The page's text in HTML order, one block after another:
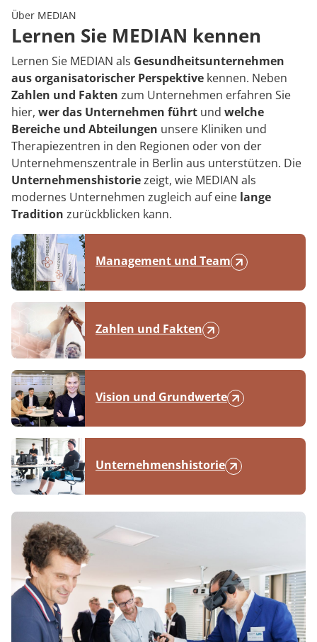
Karriere
Über MEDIAN
Lernen Sie MEDIAN kennen
Lernen Sie MEDIAN als Gesundheitsunternehmen
aus organisatorischer Perspektive kennen. Neben
Zahlen und Fakten zum Unternehmen erfahren Sie
hier, wer das Unternehmen führt und welche
Bereiche und Abteilungen unsere Kliniken und
Therapiezentren in den Regionen oder von der
Unternehmenszentrale in Berlin aus unterstützen. Die
Unternehmenshistoriezeigt, wie MEDIAN als
modernes Unternehmen zugleich auf eine lange
Tradition zurückblicken kann.
Management und Team
Zahlen und Fakten
Vision und Grundwerte
Unternehmenshistorie